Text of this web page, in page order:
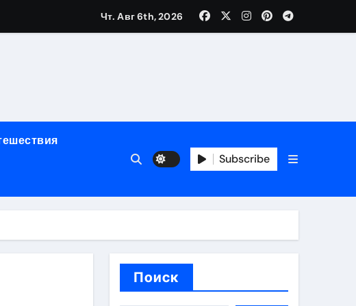
по возрасту, росту и полу
неопределённости
и советы по планированию поездки
Чт. Авг 6th, 2026
Subscribe
Поиск